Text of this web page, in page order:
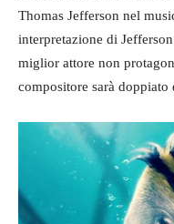
Thomas Jefferson nel
interpretazione di
miglior attore non
compositore sarà doppiato